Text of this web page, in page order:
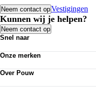
Neem contact opVestigingen
Kunnen wij je helpen?
Neem contact op
Snel naar
Bedrijfswagens
Nieuws
Vestigingen
Onze merken
Audi
Škoda
Over Pouw